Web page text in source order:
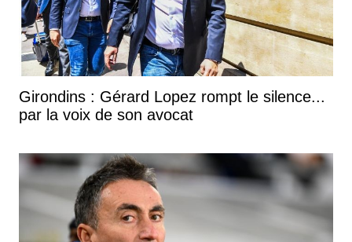
Girondins : Gérard Lopez rompt le silence...
par la voix de son avocat